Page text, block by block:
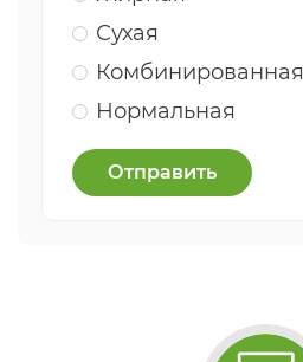
Сухая
Комбинированная
Нормальная
Отправить